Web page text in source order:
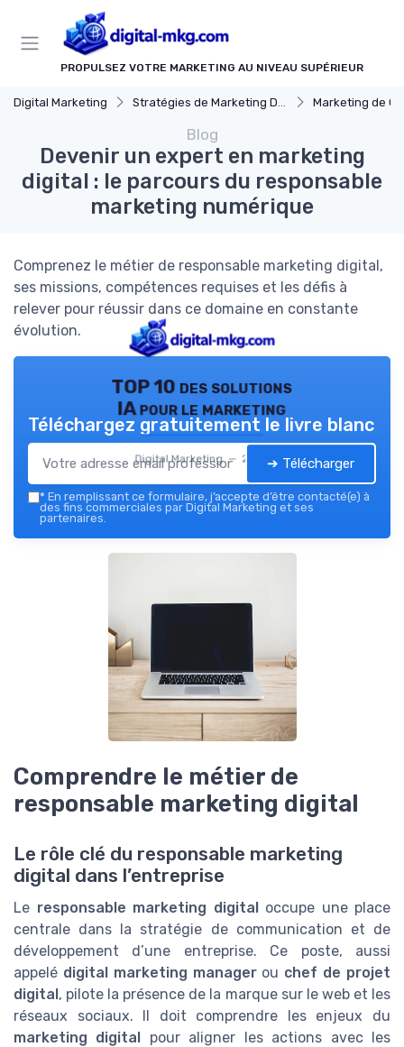
PROPULSEZ VOTRE MARKETING AU NIVEAU SUPÉRIEUR
Digital Marketing Stratégies de Marketing Digital Marketing de
Blog
Devenir un expert en marketing
digital : le parcours du responsable
marketing numérique
Comprenez le métier de responsable marketing digital,
ses missions, compétences requises et les défis à
relever pour réussir dans ce domaine en constante
évolution.
TOP 10 des solutions
IA pour le marketing
Digital Marketing — 2026
Téléchargez gratuitement le livre blanc
➔ Télécharger
* En remplissant ce formulaire, j’accepte d’être contacté(e) à
des fins commerciales par Digital Marketing et ses
partenaires.
Comprendre le métier de
responsable marketing digital
Le rôle clé du responsable marketing
digital dans l’entreprise
Le responsable marketing digitaloccupe une place
centrale dans la stratégie de communication et de
développement d’une entreprise. Ce poste, aussi
appelé digital marketing managerou chef de projet
digital, pilote la présence de la marque sur le web et les
réseaux sociaux. Il doit comprendre les enjeux du
marketing digital pour aligner les actions avec les
Panneau de gestion des cookies